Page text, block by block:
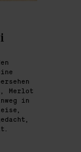
Merlot
in